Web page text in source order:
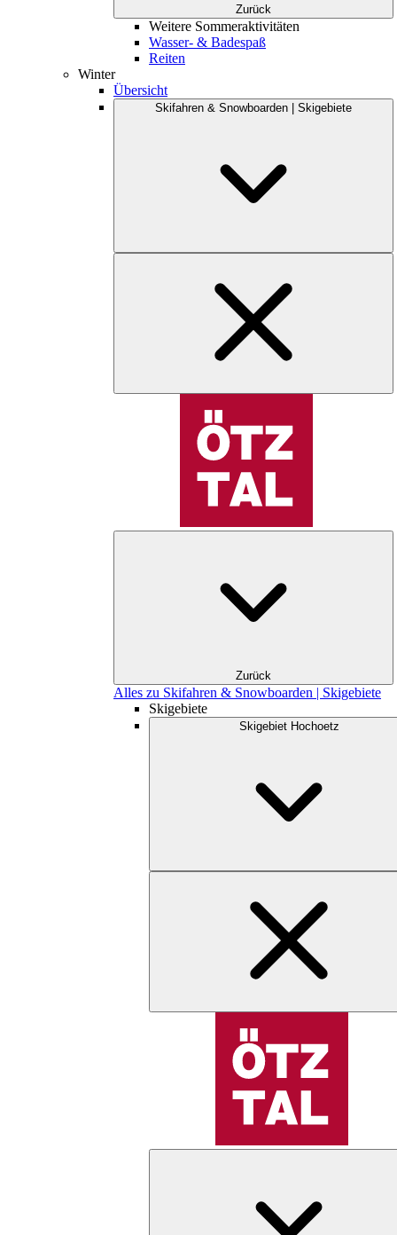
Zurück
Weitere Sommeraktivitäten
Wasser- & Badespaß
Reiten
Winter
Übersicht
Skifahren & Snowboarden | Skigebiete
Zurück
Alles zu Skifahren & Snowboarden | Skigebiete
Skigebiete
Skigebiet Hochoetz